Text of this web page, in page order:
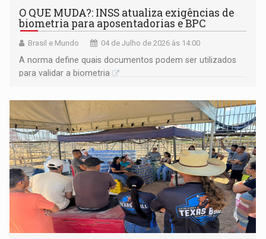
O QUE MUDA?: INSS atualiza exigências de
biometria para aposentadorias e BPC
Brasil e Mundo 04 de Julho de 2026 às 14:00
A norma define quais documentos podem ser utilizados
para validar a biometria